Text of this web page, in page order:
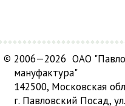
© 2006—2026 ОАО
мануфактура"
142500, Московская
г. Павловский Посад,